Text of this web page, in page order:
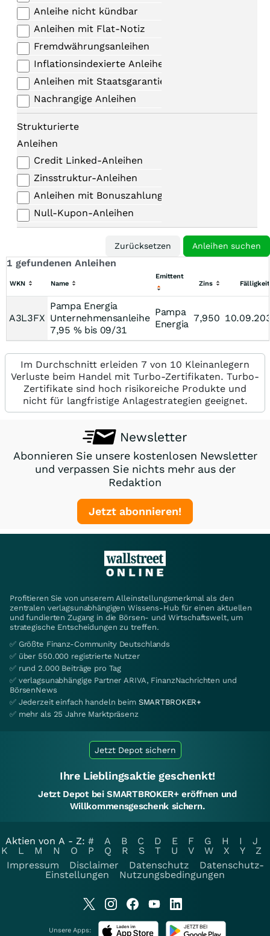
Anleihe nicht kündbar
Anleihen mit Flat-Notiz
Fremdwährungsanleihen
Inflationsindexierte Anleihen
Anleihen mit Staatsgarantie
Nachrangige Anleihen
Strukturierte
Anleihen
Credit Linked-Anleihen
Zinsstruktur-Anleihen
Anleihen mit Bonuszahlungen
Null-Kupon-Anleihen
1 gefundenen Anleihen
WKN Name
Emittent
Zins
Fälligkeit
A3L3FX
Pampa Energia
Unternehmensanleihe
7,95 % bis 09/31
Pampa
Energia
7,950
Im Durchschnitt erleiden 7 von 10 Kleinanlegern
Verluste beim Handel mit Turbo-Zertifikaten. Turbo-
Zertifikate sind hoch risikoreiche Produkte und
nicht für langfristige Anlagestrategien geeignet.
Newsletter
Abonnieren Sie unsere kostenlosen Newsletter
und verpassen Sie nichts mehr aus der
Redaktion
Jetzt abonnieren!
Profitieren Sie von unserem Alleinstellungsmerkmal als den
zentralen verlagsunabhängigen Wissens-Hub für einen aktuellen
und fundierten Zugang in die Börsen- und Wirtschaftswelt, um
strategische Entscheidungen zu treffen.
✅ Größte Finanz-Community Deutschlands
✅ über 550.000 registrierte Nutzer
✅ rund 2.000 Beiträge pro Tag
✅ verlagsunabhängige Partner ARIVA, FinanzNachrichten und
BörsenNews
✅ Jederzeit einfach handeln beim SMARTBROKER+
✅ mehr als 25 Jahre Marktpräsenz
Jetzt Depot sichern
Ihre Lieblingsaktie geschenkt!
Jetzt Depot bei SMARTBROKER+ eröffnen und
Willkommensgeschenk sichern.
Aktien von A - Z: # A B C D E F G H I
J
K
L M N O P Q R S T U V W X Y
Z
Impressum
Disclaimer Datenschutz
Datenschutz-
Einstellungen
Nutzungsbedingungen
Unsere Apps: